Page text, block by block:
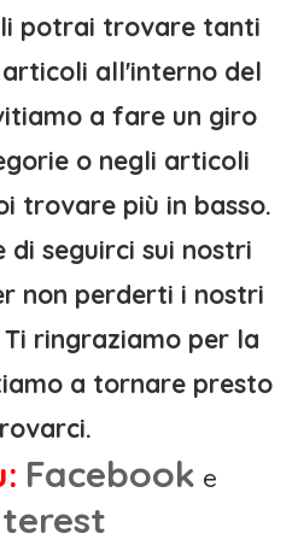
potrai trovare tanti
all'interno del
a fare un giro
o negli articoli
trovare più in basso.
di seguirci sui nostri
non perderti i nostri
ringraziamo per la
a tornare presto
Facebook e